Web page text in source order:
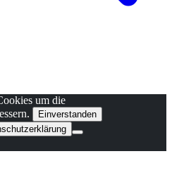
um die
Einverstanden